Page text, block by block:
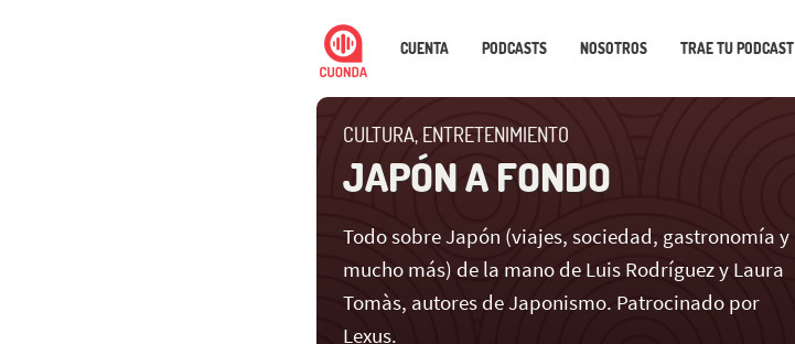
CUENTA PODCASTS NOSOTROS TRAE TU PODCAST
CULTURA, ENTRETENIMIENTO
JAPÓN A FONDO
Todo sobre Japón (viajes, sociedad, gastronomía y
mucho más) de la mano de Luis Rodríguez y Laura
Tomàs, autores de Japonismo. Patrocinado por
Lexus.